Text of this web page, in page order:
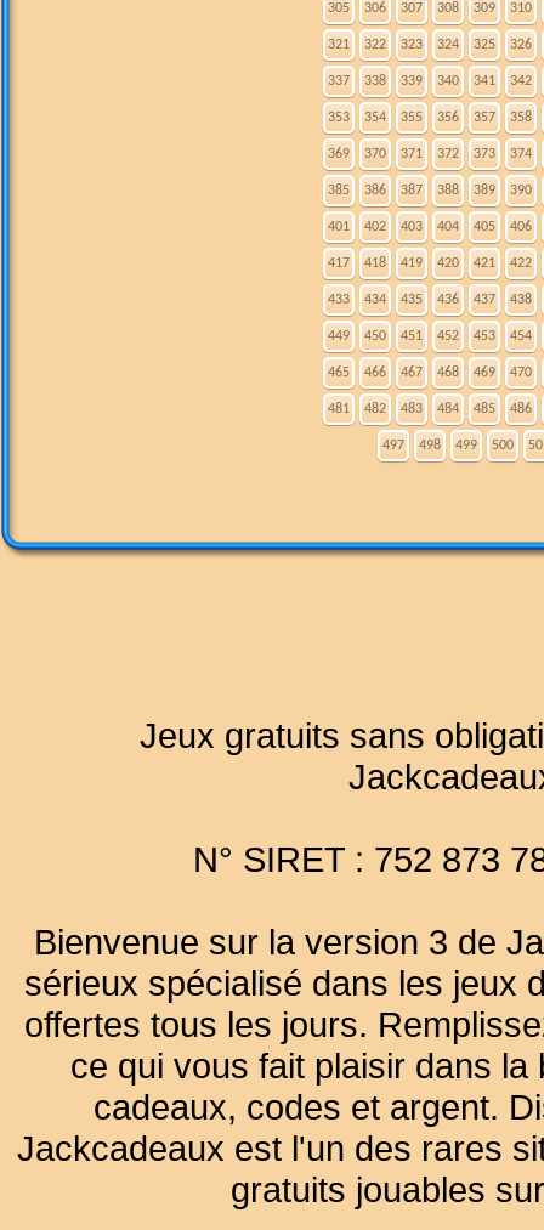
305 306 307 308 309 310
321 322 323 324 325 326
337 338 339 340 341 342
353 354 355 356 357 358
369 370 371 372 373 374
385 386 387 388 389 390
401 402 403 404 405 406
417 418 419 420 421 422
433 434 435 436 437 438
449 450 451 452 453 454
465 466 467 468 469 470
481 482 483 484 485 486
497 498 499 500
Jeux gratuits sans
N° SIRET : 752 873
Bienvenue sur la version 3 de
sérieux spécialisé dans les jeux
offertes tous les jours.
ce qui vous fait plaisir dans
cadeaux, codes et argent.
Jackcadeaux est l'un des rares
gratuits jouables